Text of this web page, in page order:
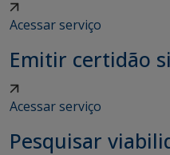
Acessar serviço
Emitir certidão
Acessar serviço
Pesquisar